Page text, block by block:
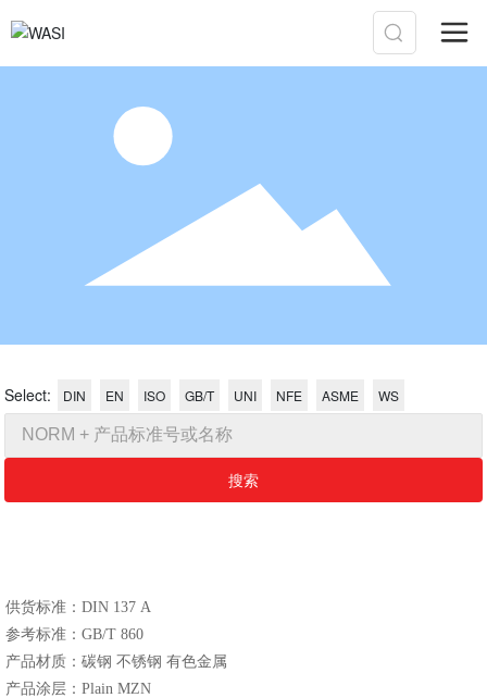
Select: DIN EN ISO GB/T UNI NFE ASME WS
搜索
​​​​​​供货标准：DIN 137 A
参考标准：GB/T 860
产品材质：碳钢 不锈钢 有色金属
产品涂层：Plain MZN